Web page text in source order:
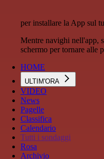
per installare la App sul
Mentre navighi nell'app,
schermo per tornare alle
HOME
ULTIM'ORA
VIDEO
News
Pagelle
Classifica
Calendario
Tutti i sondaggi
Rosa
Archivio